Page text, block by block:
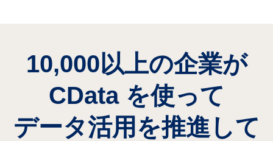
10,000以上の企業が
CData を使って
データ活用を推進して